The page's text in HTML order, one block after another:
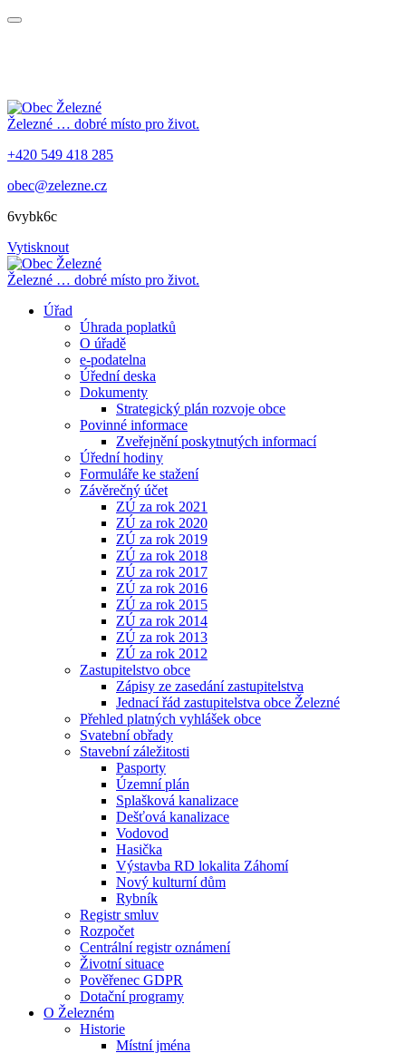
Železné … dobré místo pro život.
+420 549 418 285
obec@zelezne.cz
6vybk6c
Vytisknout
Železné … dobré místo pro život.
Úřad
Úhrada poplatků
O úřadě
e-podatelna
Úřední deska
Dokumenty
Strategický plán rozvoje obce
Povinné informace
Zveřejnění poskytnutých informací
Úřední hodiny
Formuláře ke stažení
Závěrečný účet
ZÚ za rok 2021
ZÚ za rok 2020
ZÚ za rok 2019
ZÚ za rok 2018
ZÚ za rok 2017
ZÚ za rok 2016
ZÚ za rok 2015
ZÚ za rok 2014
ZÚ za rok 2013
ZÚ za rok 2012
Zastupitelstvo obce
Zápisy ze zasedání zastupitelstva
Jednací řád zastupitelstva obce Železné
Přehled platných vyhlášek obce
Svatební obřady
Stavební záležitosti
Pasporty
Územní plán
Splašková kanalizace
Dešťová kanalizace
Vodovod
Hasička
Výstavba RD lokalita Záhomí
Nový kulturní dům
Rybník
Registr smluv
Rozpočet
Centrální registr oznámení
Životní situace
Pověřenec GDPR
Dotační programy
O Železném
Historie
Místní jména